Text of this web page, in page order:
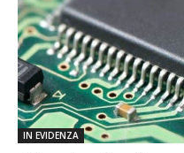
IN EVIDENZA